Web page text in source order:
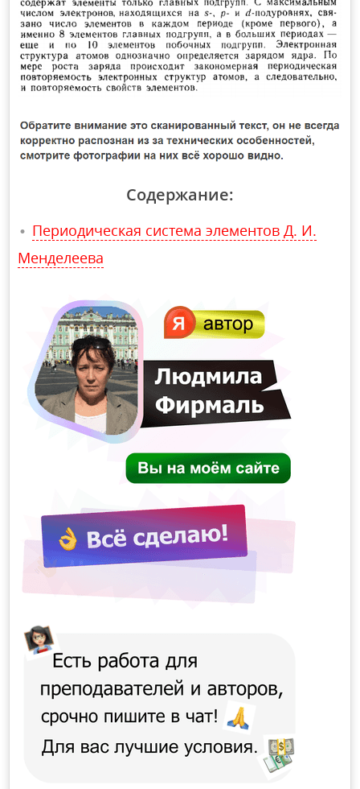
Содержание:
Периодическая система элементов Д. И.
Менделеева